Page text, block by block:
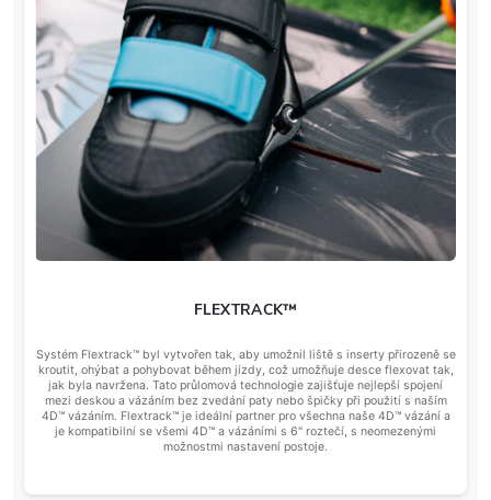
FLEXTRACK™
Systém Flextrack™ byl vytvořen tak, aby umožnil liště s inserty přirozeně se
kroutit, ohýbat a pohybovat během jízdy, což umožňuje desce flexovat tak,
jak byla navržena. Tato průlomová technologie zajišťuje nejlepší spojení
mezi deskou a vázáním bez zvedání paty nebo špičky při použití s naším
4D™ vázáním. Flextrack™ je ideální partner pro všechna naše 4D™ vázání a
je kompatibilní se všemi 4D™ a vázáními s 6" roztečí, s neomezenými
možnostmi nastavení postoje.